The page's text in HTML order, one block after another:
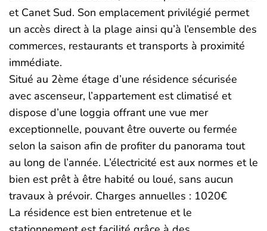
et Canet Sud. Son emplacement privilégié permet
un accès direct à la plage ainsi qu’à l’ensemble des
commerces, restaurants et transports à proximité
immédiate.
Situé au 2ème étage d’une résidence sécurisée
avec ascenseur, l’appartement est climatisé et
dispose d’une loggia offrant une vue mer
exceptionnelle, pouvant être ouverte ou fermée
selon la saison afin de profiter du panorama tout
au long de l’année. L’électricité est aux normes et le
bien est prêt à être habité ou loué, sans aucun
travaux à prévoir. Charges annuelles : 1020€
La résidence est bien entretenue et le